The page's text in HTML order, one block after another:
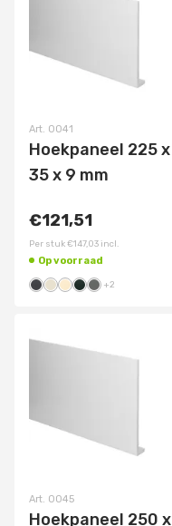
Art. 0041
Hoekpaneel 225 x
35 x 9 mm
€121,51
Per stuk€147,03 incl.
Op voorraad
+2
Art. 0045
Hoekpaneel 250 x